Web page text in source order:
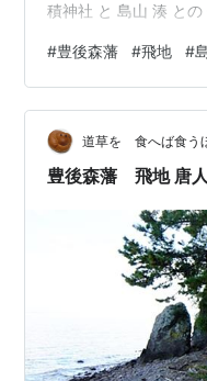
積神社 と 島山 湊 と
確認できない 唐人島
の拡大図の ① 港に近
って行きます 上りつ
公園 とか いうのです
が 子供に 遊びに行く
#豊後森藩 #飛地 #
道草を 食へば食う
豊後森藩 飛地 唐